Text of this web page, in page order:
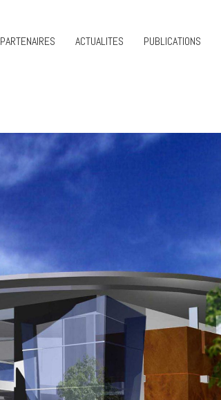
PARTENAIRES ACTUALITES PUBLICATIONS